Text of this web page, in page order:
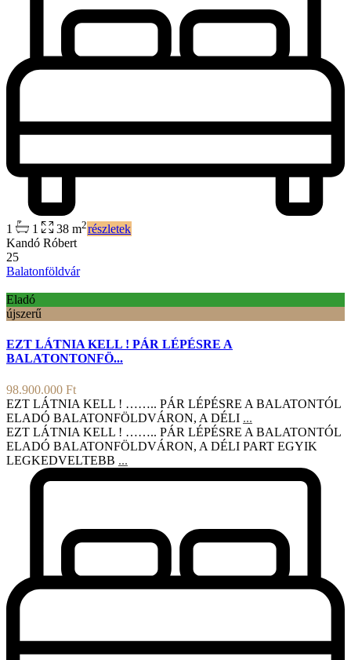
1 1 38 m2részletek
Kandó Róbert
25
Balatonföldvár
Eladó
újszerű
EZT LÁTNIA KELL ! PÁR LÉPÉSRE A
BALATONTONFÖ...
98.900.000 Ft
EZT LÁTNIA KELL ! …….. PÁR LÉPÉSRE A BALATONTÓL
ELADÓ BALATONFÖLDVÁRON, A DÉLI ...
EZT LÁTNIA KELL ! …….. PÁR LÉPÉSRE A BALATONTÓL
ELADÓ BALATONFÖLDVÁRON, A DÉLI PART EGYIK
LEGKEDVELTEBB ...